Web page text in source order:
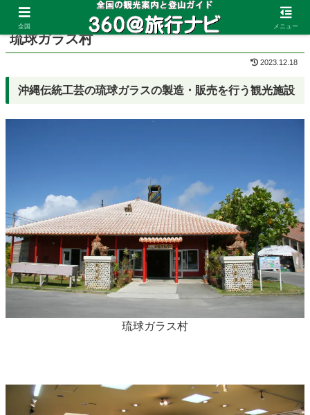
ホーム 沖縄県 南部
琉球ガラス村
2023.12.18
沖縄伝統工芸の琉球ガラスの製造・販売を行う観光施設
琉球ガラス村
全国 メニュー